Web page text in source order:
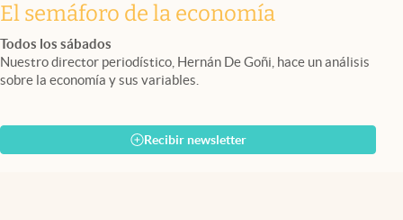
El semáforo de la economía
Todos los sábados
Nuestro director periodístico, Hernán De Goñi, hace un análisis
sobre la economía y sus variables.
Recibir newsletter